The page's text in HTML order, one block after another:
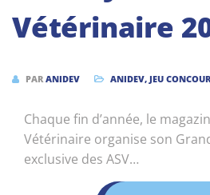
Vétérinaire
PARANIDEV ANIDEV, JEU
Chaque fin d’année, le
Vétérinaire organise son
exclusive des ASV…